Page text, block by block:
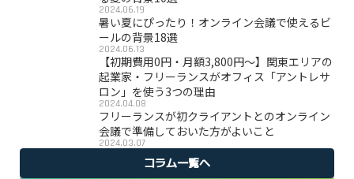
2024.06.19
暑い夏にぴったり！オンライン会議で使えるビ
ールの背景18選
2024.06.13
【初期費用0円・月額3,800円〜】関東エリアの
起業家・フリーランスがオフィス「アントレサ
ロン」を使う3つの理由
2024.04.08
フリーランスが初クライアントとのオンライン
会議で準備しておいた方がよいこと
2024.03.07
コラム一覧へ